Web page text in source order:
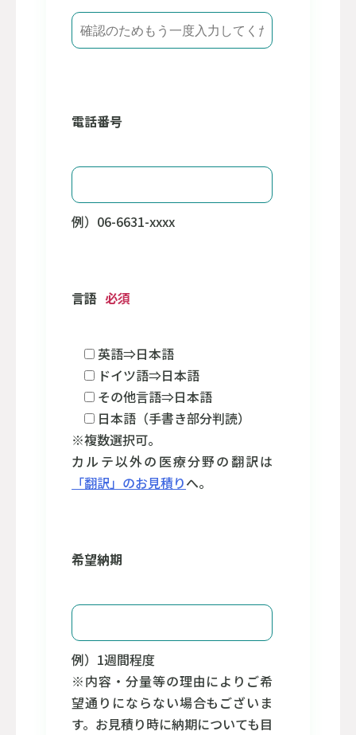
電話番号
例）06-6631-xxxx
言語 必須
英語⇒日本語
ドイツ語⇒日本語
その他言語⇒日本語
日本語（手書き部分判読）
※複数選択可。
カルテ以外の医療分野の翻訳は
「翻訳」のお見積りへ。
希望納期
例）1週間程度
※内容・分量等の理由によりご希
望通りにならない場合もございま
す。お見積り時に納期についても目